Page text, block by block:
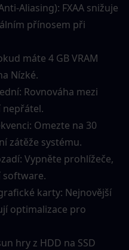
Aliasing): FXAA snižuje
přínosem při
máte 4 GB VRAM
Nízké.
Rovnováha mezi
Omezte na 30
zátěže systému.
Vypněte prohlížeče,
software.
karty: Nejnovější
optimalizace pro
hry z HDD na SSD